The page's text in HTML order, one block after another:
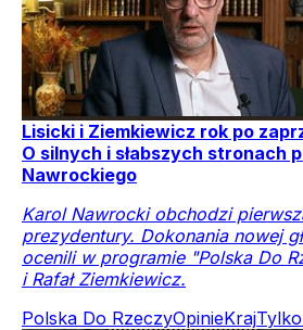
Lisicki i Ziemkiewicz rok po
O silnych i słabszych stronach
Nawrockiego
Karol Nawrocki obchodzi
prezydentury. Dokonania nowej
ocenili w programie "Polska Do
i Rafał Ziemkiewicz.
Polska Do RzeczyOpinieKraj